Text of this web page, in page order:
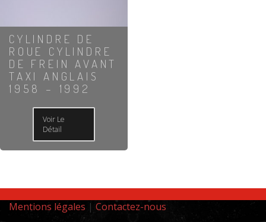
CYLINDRE DE
ROUE CYLINDRE
DE FREIN AVANT
TAXI ANGLAIS
1958 – 1992
Voir Le
Détail
Mentions légales | Contactez-nous